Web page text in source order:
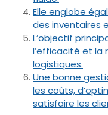
Elle englobe
des inventaires
L’objectif
l’efficacité et la
logistiques.
Une bonne
les coûts,
satisfaire les